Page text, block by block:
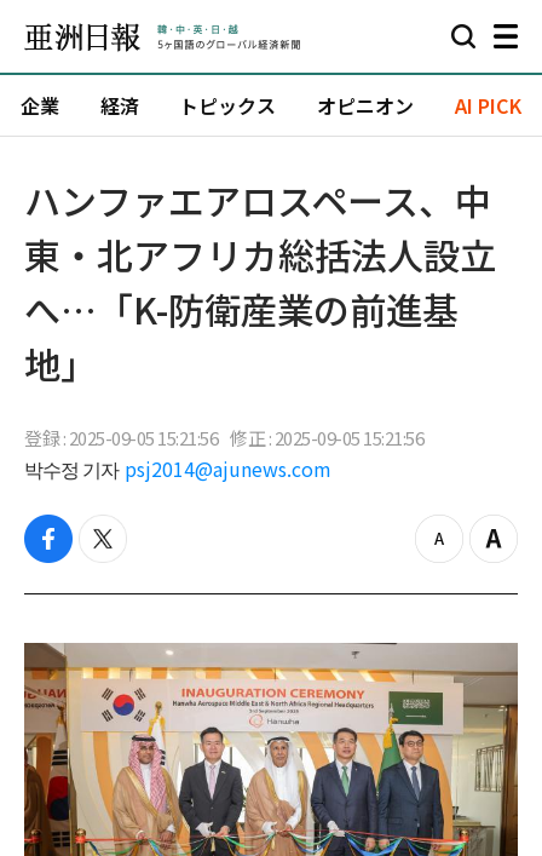
企業 経済 トピックス オピニオン AI PICK
ハンファエアロスペース、中
東・北アフリカ総括法人設立
へ…「K-防衛産業の前進基
地」
登録 : 2025-09-05 15:21:56 修正 : 2025-09-05 15:21:56
박수정 기자 psj2014@ajunews.com
f
c
b
o
o
k
t
i
t
e
r
z
o
o
t
Z
o
i